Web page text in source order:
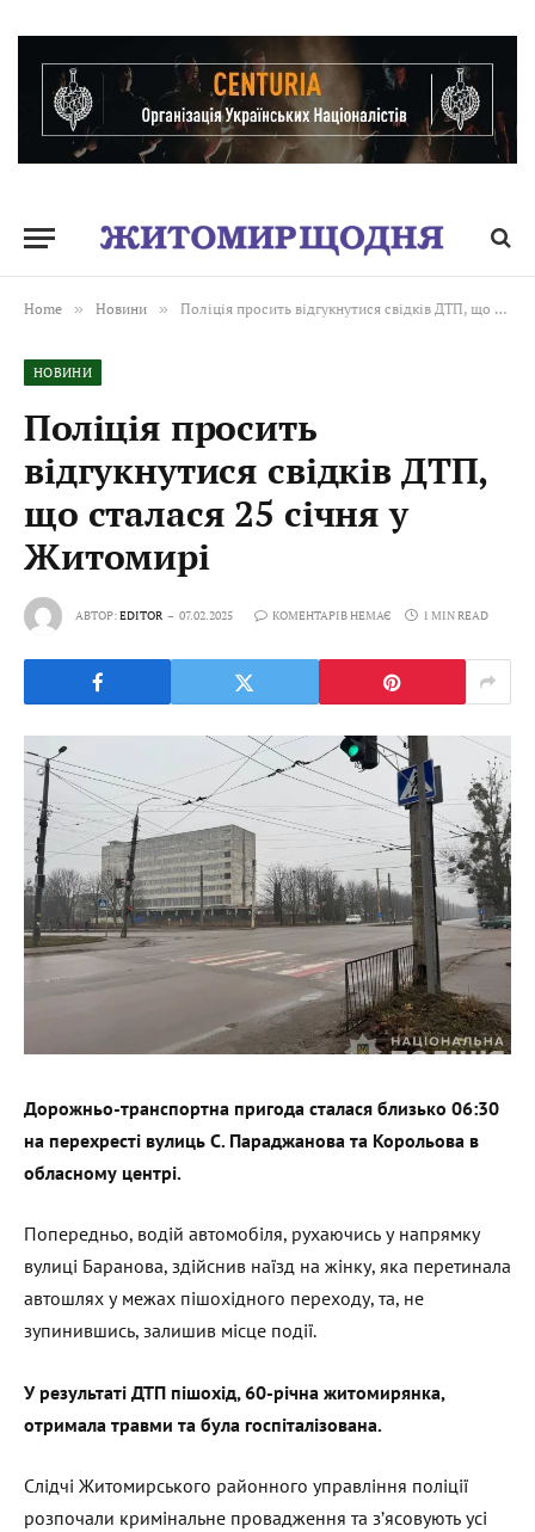
Home » Новини » Поліція просить відгукнутися свідків ДТП, що сталася 25 січня у Житомирі
НОВИНИ
Поліція просить
відгукнутися свідків ДТП,
що сталася 25 січня у
Житомирі
АВТОР:EDITOR 07.02.2025 КОМЕНТАРІВ НЕМАЄ 1 MIN READ
Дорожньо-транспортна пригода сталася близько 06:30
на перехресті вулиць С. Параджанова та Корольова в
обласному центрі.
Попередньо, водій автомобіля, рухаючись у напрямку
вулиці Баранова, здійснив наїзд на жінку, яка перетинала
автошлях у межах пішохідного переходу, та, не
зупинившись, залишив місце події.
У результаті ДТП пішохід, 60-річна житомирянка,
отримала травми та була госпіталізована.
Слідчі Житомирського районного управління поліції
розпочали кримінальне провадження та з’ясовують усі